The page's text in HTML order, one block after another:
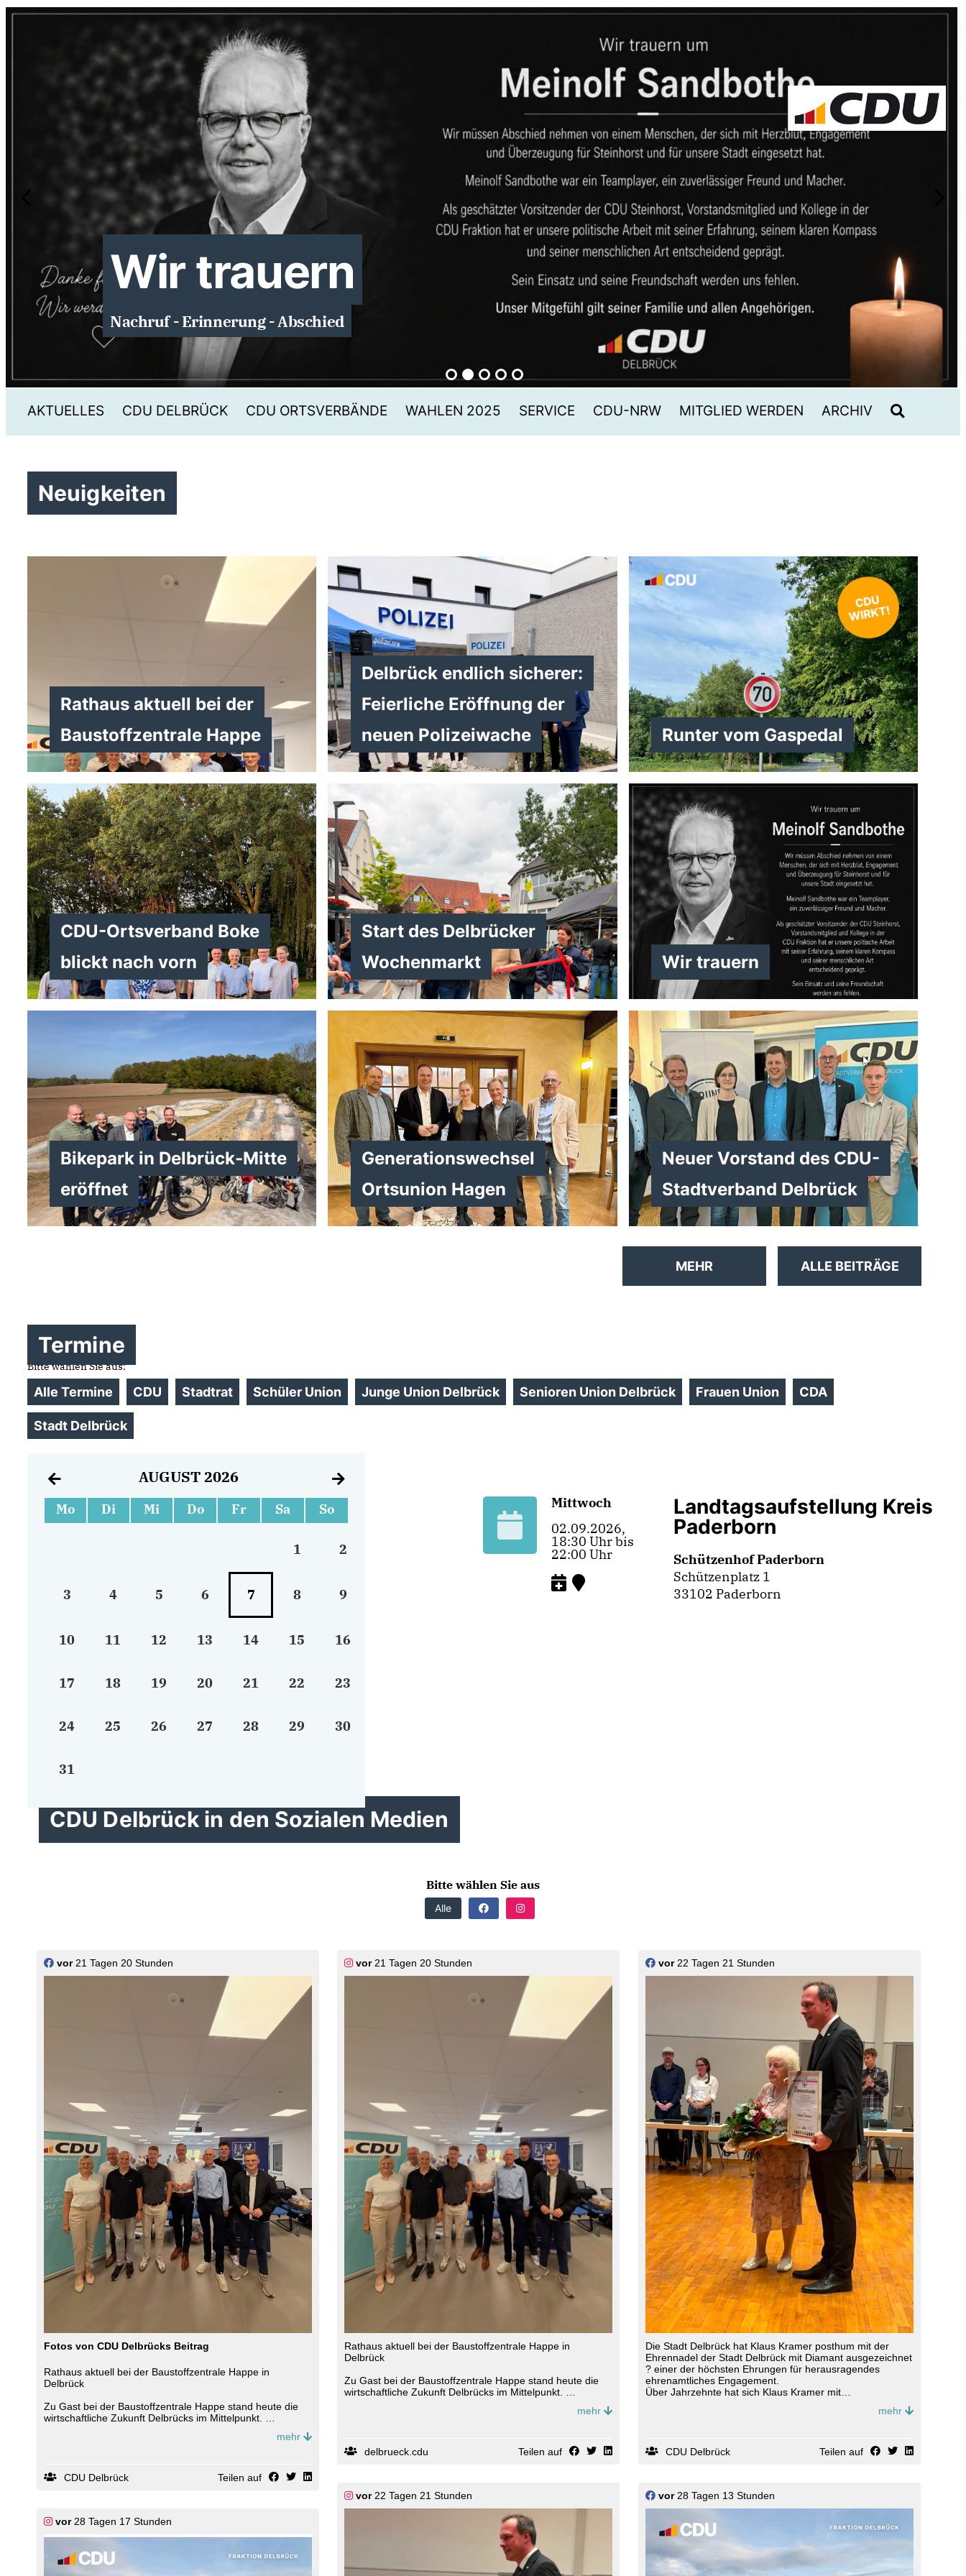
Wir trauern
Nachruf - Erinnerung - Abschied
AKTUELLES CDU DELBRÜCK CDU ORTSVERBÄNDE WAHLEN 2025 SERVICE CDU-NRW MITGLIED WERDEN ARCHIV
Neuigkeiten
Rathaus aktuell bei der
Baustoffzentrale Happe
>
Delbrück endlich sicherer:
Feierliche Eröffnung der
neuen Polizeiwache
>
Runter vom Gaspedal
>
CDU-Ortsverband Boke
blickt nach vorn
>
Start des Delbrücker
Wochenmarkt
>
Wir trauern
>
Bikepark in Delbrück-Mitte
eröffnet
Generationswechsel
Ortsunion Hagen
Neuer Vorstand des CDU-
Stadtverband Delbrück
ALLE BEITRÄGE
MEHR
Termine
Bitte wählen Sie aus:
Alle Termine CDU Stadtrat Schüler Union Junge Union Delbrück Senioren Union Delbrück Frauen Union CDA
Stadt Delbrück
AUGUST 2026
Mo Di Mi Do Fr Sa So
1 2
3 4 5 6 7 8 9
10 11 12 13 14 15 16
17 18 19 20 21 22 23
24 25 26 27 28 29 30
31
Mittwoch
02.09.2026,
18:30 Uhr bis
22:00 Uhr
Landtagsaufstellung Kreis
Paderborn
Schützenhof Paderborn
Schützenplatz 1
33102 Paderborn
CDU Delbrück in den Sozialen Medien
Bitte wählen Sie aus
Alle
vor21 Tagen 20 Stunden
Fotos von CDU Delbrücks Beitrag
Rathaus aktuell bei der Baustoffzentrale Happe in
Delbrück
Zu Gast bei der Baustoffzentrale Happe stand heute die
wirtschaftliche Zukunft Delbrücks im Mittelpunkt.
Im Fokus standen die Schaffung neuer Gewerbeflächen,
Verwaltung sowie die Zukunft der Landwirtschaft.
solide Finanzpolitik investieren muss, um lebenswert und
Der Landtagsabgeordnete Bernhard Hoppe-Biermeyer,
Bürgermeister Johannes Lindhauer sowie der CDU-
mehr
CDU Delbrück Teilen auf
vor21 Tagen 20 Stunden
Rathaus aktuell bei der Baustoffzentrale Happe in
Delbrück
Zu Gast bei der Baustoffzentrale Happe stand heute die
wirtschaftliche Zukunft Delbrücks im Mittelpunkt.
Im Fokus standen die Schaffung neuer Gewerbeflächen,
Verwaltung sowie die Zukunft der Landwirtschaft.
solide Finanzpolitik investieren muss, um lebenswert und
wirtschaftlich stark zu bleiben.
Der Landtagsabgeordnete Bernhard Hoppe-Biermeyer,
Bürgermeister Johannes Lindhauer sowie der CDU-
Fraktionsvorsitzende Reinhold Hansmeier sowie machten
in ihren Reden deutlich: Delbrück ist wirtschaftlich
mehr
delbrueck.cdu Teilen auf
vor22 Tagen 21 Stunden
Die Stadt Delbrück hat Klaus Kramer posthum mit der
Ehrennadel der Stadt Delbrück mit Diamant ausgezeichnet
? einer der höchsten Ehrungen für herausragendes
ehrenamtliches Engagement.
Über Jahrzehnte hat sich Klaus Kramer mit
Verlässlichkeit für seine Mitmenschen eingesetzt: als
Herz im Clemens August von Galen Haus.
außergewöhnliches Lebenswerk. Klaus Kramer hat unsere
Stadt geprägt und bleibt vielen Menschen als hilfsbereiter,
Sein Vorbild wird weit über seinen Tod hinaus wirken.
#Delbrück #
10orteeineststadt
mehr
CDU Delbrück Teilen auf
vor22 Tagen 21 Stunden vor28 Tagen 13 Stunden
vor28 Tagen 17 Stunden